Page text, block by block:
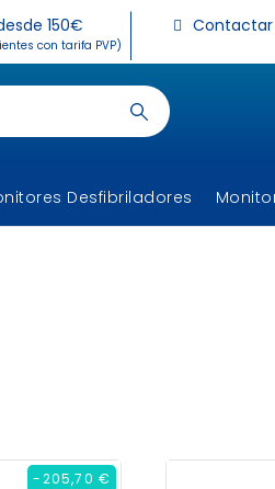
150€
con tarifa PVP)
Contactar
Desfibriladores
-205,70 €